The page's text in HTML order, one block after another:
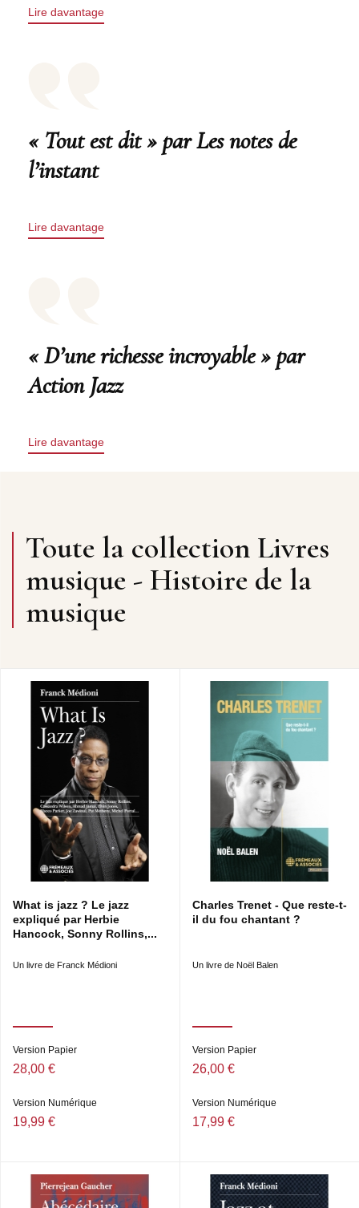
Lire davantage
« Tout est dit » par Les notes de
l’instant
Lire davantage
« D’une richesse incroyable » par
Action Jazz
Lire davantage
Toute la collection Livres
musique - Histoire de la
musique
What is jazz ? Le jazz
expliqué par Herbie
Hancock, Sonny Rollins,...
Un livre de Franck Médioni
Version Papier
28,00 €
Version Numérique
19,99 €
Charles Trenet - Que reste-t-
il du fou chantant ?
Un livre de Noël Balen
Version Papier
26,00 €
Version Numérique
17,99 €